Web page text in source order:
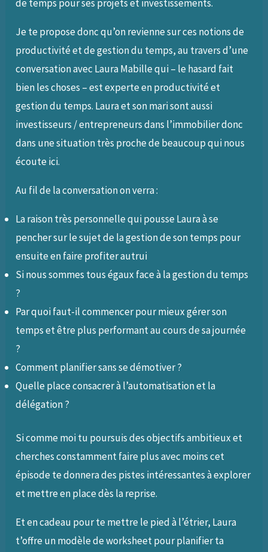
de temps pour ses projets et investissements.
Je te propose donc qu’on revienne sur ces notions de
productivité et de gestion du temps, au travers d’une
conversation avec Laura Mabille qui – le hasard fait
bien les choses – est experte en productivité et
gestion du temps. Laura et son mari sont aussi
investisseurs / entrepreneurs dans l’immobilier donc
dans une situation très proche de beaucoup qui nous
écoute ici.
Au fil de la conversation on verra :
La raison très personnelle qui pousse Laura à se
pencher sur le sujet de la gestion de son temps pour
ensuite en faire profiter autrui
Si nous sommes tous égaux face à la gestion du temps
?
Par quoi faut-il commencer pour mieux gérer son
temps et être plus performant au cours de sa journée
?
Comment planifier sans se démotiver ?
Quelle place consacrer à l’automatisation et la
délégation ?
Si comme moi tu poursuis des objectifs ambitieux et
cherches constamment faire plus avec moins cet
épisode te donnera des pistes intéressantes à explorer
et mettre en place dès la reprise.
Et en cadeau pour te mettre le pied à l’étrier, Laura
t’offre un modèle de worksheet pour planifier ta